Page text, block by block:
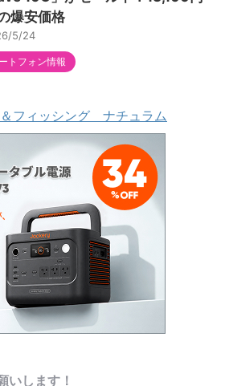
爆安価格
5/24
トフォン情報
いします！